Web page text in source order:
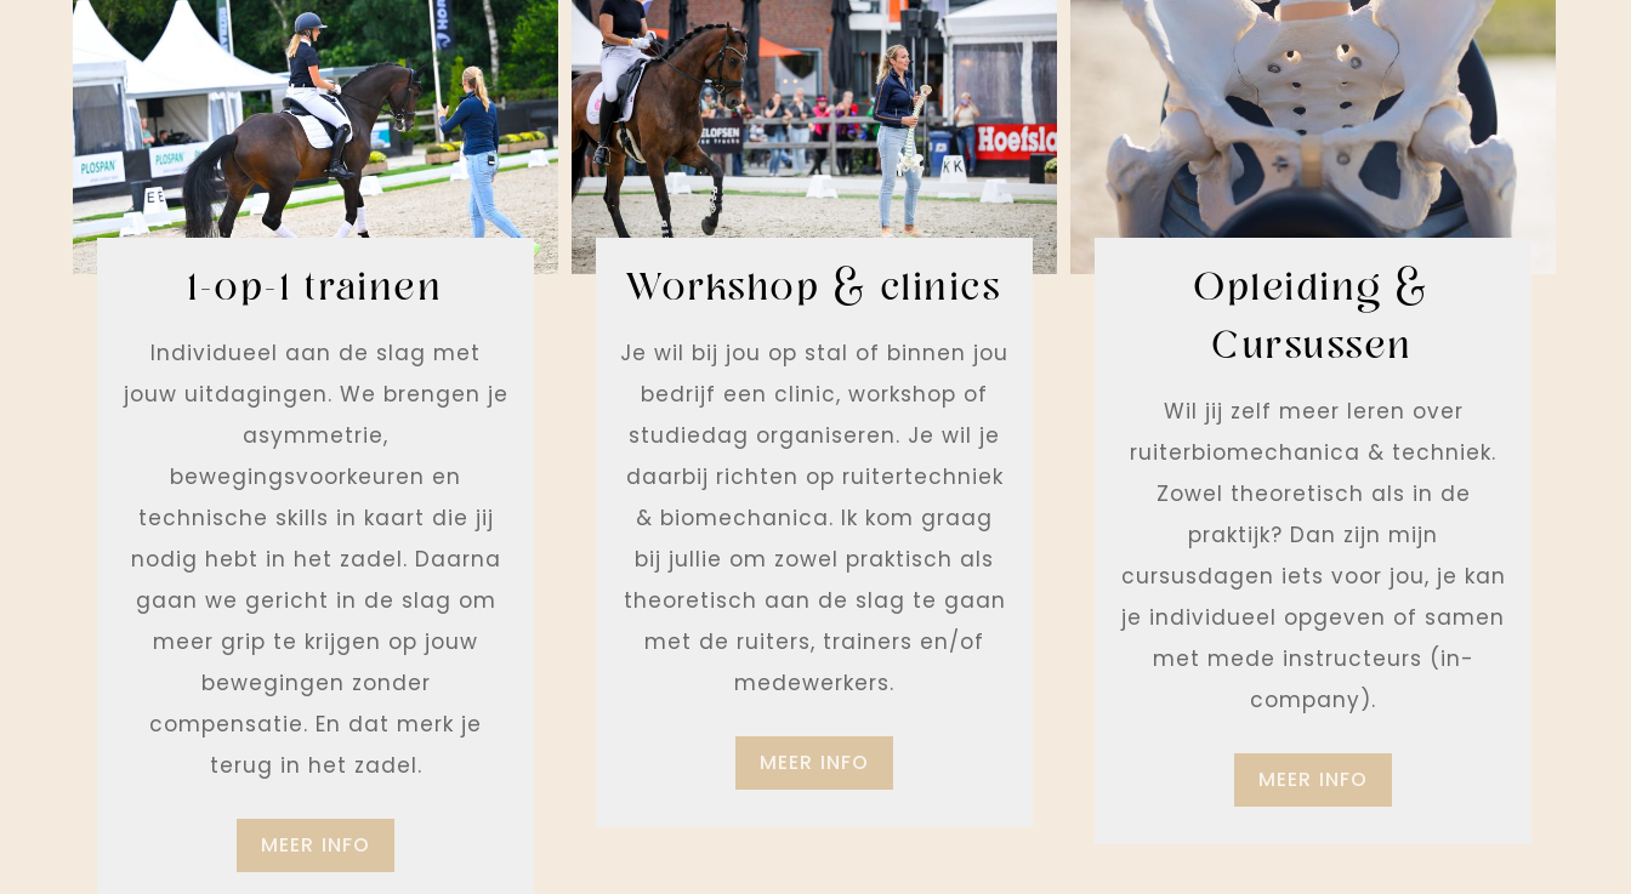
1-op-1 trainen
Individueel aan de slag met
jouw uitdagingen. We brengen je
asymmetrie,
bewegingsvoorkeuren en
technische skills in kaart die jij
nodig hebt in het zadel. Daarna
gaan we gericht in de slag om
meer grip te krijgen op jouw
bewegingen zonder
compensatie. En dat merk je
terug in het zadel.
MEER INFO
Workshop & clinics
Je wil bij jou op stal of binnen jou
bedrijf een clinic, workshop of
studiedag organiseren. Je wil je
daarbij richten op ruitertechniek
& biomechanica. Ik kom graag
bij jullie om zowel praktisch als
theoretisch aan de slag te gaan
met de ruiters, trainers en/of
medewerkers.
MEER INFO
Opleiding &
Cursussen
Wil jij zelf meer leren over
ruiterbiomechanica & techniek.
Zowel theoretisch als in de
praktijk? Dan zijn mijn
cursusdagen iets voor jou, je kan
je individueel opgeven of samen
met mede instructeurs (in-
company).
MEER INFO